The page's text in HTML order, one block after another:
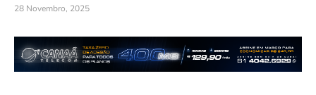
28 Novembro, 2025